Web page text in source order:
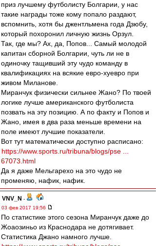
приз лучшему футболисту Болгарии, у нас
такие награды тоже кому попало раздают,
вспомнить, хотя бы джентльмена года Дзюбу,
который похоронил личную жизнь Орзул.
Так, где мы? Ах, да, Попов... Самый молодой
капитан сборной Болгарии, чуть ли не в
одиночку тащивший эту чудо команду в
квалификациях на всякие евро-хуевро при
живом Миланове.
Миранчук физически сильнее Жано? По твоей
логике лучше американского футболиста
позвать на эту позицию. А по факту и Попов и
Жано, имея в два раза меньше времени на
поле имеют лучшие показатели.
Вот тут математически доступно расписано:
https://www.sports.ru/tribuna/blogs/pse ...
67073.html
Да я даже Мельгарехо на это чудо не
променяю, нафик, нафик.
VNV_N -
03 фев 2017 19:56
По статистике этого сезона Миранчук даже до
Жоаозиньо из Краснодара не дотягивает.
Статистика Джано намного лучше.